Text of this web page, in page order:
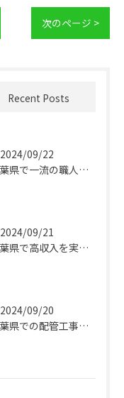
次のページ >
Recent Posts
2024/09/22
千葉県で一流の職人を目指す！未経験から始める配管工事正社員の道
2024/09/21
千葉県で高収入を実現する！配管工事の正社員求人情報
2024/09/20
千葉県での配管工事のキャリアを始めよう！正社員募集のお知らせ